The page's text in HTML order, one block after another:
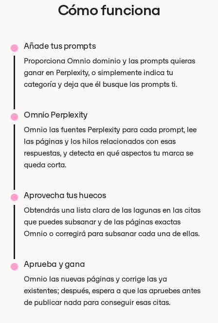
Cómo funciona
Añade tus prompts
Proporciona Omnio dominio y las prompts quieras
ganar en Perplexity, o simplemente indica tu
categoría y deja que él busque las prompts ti.
Omnio Perplexity
Omnio las fuentes Perplexity para cada prompt, lee
las páginas y los hilos relacionados con esas
respuestas, y detecta en qué aspectos tu marca se
queda corta.
Aprovecha tus huecos
Obtendrás una lista clara de las lagunas en las citas
que puedes subsanar y de las páginas exactas
Omnio o corregirá para subsanar cada una de ellas.
Aprueba y gana
Omnio las nuevas páginas y corrige las ya
existentes; después, espera a que las apruebes antes
de publicar nada para conseguir esas citas.